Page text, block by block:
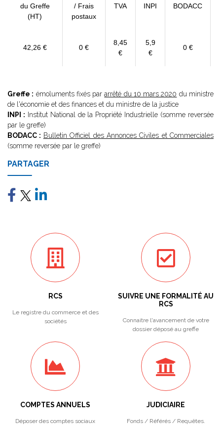
du Greffe
(HT)
/ Frais
postaux
TVA INPI BODACC
42,26 € 0 €
8,45
€
5,9
€
0 €
Greffe : émoluments fixés pararrêté du 10 mars 2020 du ministre
de l'économie et des finances et du ministre de la justice
INPI : Institut National de la Propriété Industrielle (somme reversée
par le greffe)
BODACC : Bulletin Officiel des Annonces Civiles et Commerciales
(somme reversée par le greffe)
PARTAGER
RCS
Le registre du commerce et des
sociétés
SUIVRE UNE FORMALITÉ AU
RCS
Connaitre l'avancement de votre
dossier déposé au greffe
COMPTES ANNUELS
Déposer des comptes sociaux
JUDICIAIRE
Fonds / Référés / Requêtes.